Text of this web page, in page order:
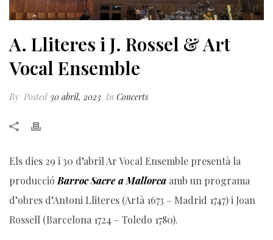
A. Lliteres i J. Rossel & Art
Vocal Ensemble
By Posted 30 abril, 2023 In Concerts
Els dies 29 i 30 d’abril Ar Vocal Ensemble presentà la
producció Barroc Sacre a Mallorca amb un programa
d’obres d’Antoni Lliteres (Artà 1673 – Madrid 1747) i Joan
Rossell (Barcelona 1724 – Toledo 1780).